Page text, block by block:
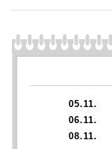
05.11.
06.11.
08.11.